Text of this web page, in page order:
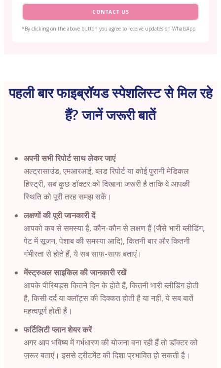
CONTACT US
*By clicking on the above button you agree to receive updates on WhatsApp
पहली बार फाइब्रॉयड स्पेशलिस्ट से मिल रहे
हैं? जानें जरूरी बातें
अपनी सभी रिपोर्ट साथ लेकर जाएं
अल्ट्रासाउंड, एमआरआई, ब्लड रिपोर्ट या कोई पुरानी मेडिकल
हिस्ट्री, सब कुछ डॉक्टर को दिखाना जरूरी है ताकि वे आपकी
स्थिति को पूरी तरह समझ सकें।
लक्षणों की पूरी जानकारी दें
आपको कब से समस्या है, कौन-कौन से लक्षण हैं (जैसे भारी ब्लीडिंग,
पेट में सूजन, पेशाब की समस्या आदि), कितनी बार और कितनी
गंभीरता से होते हैं, ये सब साफ-साफ बताएं।
मेंस्ट्रुअल साइकिल की जानकारी रखें
आपके पीरियड्स कितने दिन के होते हैं, कितनी भारी ब्लीडिंग होती
है, किसी दर्द या क्लॉट्स की दिक्कत होती है या नहीं, ये सब बातें
महत्वपूर्ण होती हैं।
फर्टिलिटी प्लान शेयर करें
अगर आप भविष्य में गर्भधारण की योजना बना रही हैं तो डॉक्टर को
ज़रूर बताएं। इससे ट्रीटमेंट की दिशा प्रभावित हो सकती है।